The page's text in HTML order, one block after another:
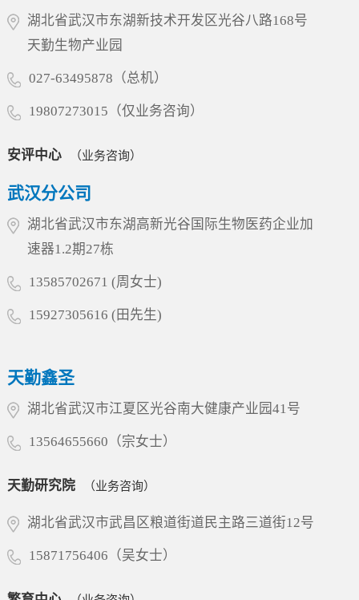
构，同时靶向LILRB4和CD3。其独特设计在于引
入空间位阻结构，有效降低了CD3抗体在无肿瘤
肿瘤细胞存在时特异性激活T细胞，从而在增强
抗肿瘤疗效的同时大幅...
化，积极培育壮大新质生产力，为全省生物医药
产业的高质量发展贡献更大力量。多年来，天勤
生物始终专注于药物非临床安全性评价、药效学
与药代动力学研究、生物分析、分子影像检测等
发服务平台，并已赢得国内外众多创新药企的信
市阶段，其中不乏多个具有行业里程碑意义的品
往成绩的高度认可，更是对企业引领产业创新的
殷切期望。天勤生物将积极响应省委关于推动民
营经济高质量发展的号召，继续以大动物试验为
核心特色，深化产学研协同创新，加速构建国内
一流、国际知名的综合服务平台，为...
湖北省武汉市东湖新技术开发区光谷八路168号
天勤生物产业园
027-63495878（总机）
19807273015（仅业务咨询）
安评中心 （业务咨询）
武汉分公司
湖北省武汉市东湖高新光谷国际生物医药企业加
速器1.2期27栋
13585702671 (周女士)
15927305616 (田先生)
天勤鑫圣
湖北省武汉市江夏区光谷南大健康产业园41号
13564655660（宗女士）
天勤研究院 （业务咨询）
湖北省武汉市武昌区粮道街道民主路三道街12号
15871756406（吴女士）